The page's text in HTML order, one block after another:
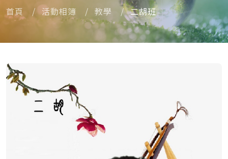
首頁 活動相簿 教學 二胡班